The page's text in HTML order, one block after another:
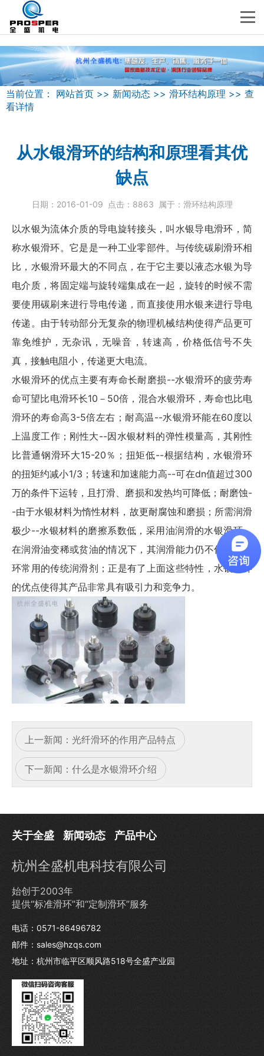
当前位置： 网站首页 >> 新闻动态 >> 滑环结构原理 >> 查
看详情
从水银滑环的结构和原理看其优
缺点
日期： 2016-01-09 点击： 8863 属于： 滑环结构原理
以水银为流体介质的导电旋转接头，叫水银导电滑环，简
称水银滑环。它是是一种工业零部件。与传统碳刷滑环相
比，水银滑环最大的不同点，在于它主要以液态水银为导
电介质，将固定端与旋转端集成在一起，旋转的时候不需
要使用碳刷来进行导电传递，而直接使用水银来进行导电
传递。由于转动部分无复杂的物理机械结构使得产品更可
靠免维护，无杂讯，无噪音，转速高，价格低信号不失
真，接触电阻小，传递更大电流。
水银滑环的优点主要有寿命长耐磨损--水银滑环的疲劳寿
命可望比电滑环长10－50倍，混合水银滑环，寿命也比电
滑环的寿命高3-5倍左右；耐高温--水银滑环能在60度以
上温度工作；刚性大--因水银材料的弹性模量高，其刚性
比普通钢滑环大15-20％；扭矩低--根据结构，水银滑环
的扭矩约减小1/3；转速和加速能力高--可在dn值超过300
万的条件下运转，且打滑、磨损和发热均可降低；耐磨蚀-
-由于水银材料为惰性材料，故更耐腐蚀和磨损；所需润滑
极少--水银材料的磨擦系数低，采用油润滑的水银滑环，
在润滑油变稀或贫油的情况下，其润滑能力仍不低于钢滑
环常用的传统润滑剂；正是有了上面这些特性，水银滑环
的优点使得其产品非常具有吸引力和竞争力。
上一新闻： 光纤滑环的作用产品特点
下一新闻： 什么是水银滑环介绍
关于全盛 新闻动态 产品中心
杭州全盛机电科技有限公司
始创于2003年
提供“标准滑环”和“定制滑环”服务
电话：0571-86496782
邮件：sales@hzqs.com
地址：杭州市临平区顺风路518号全盛产业园